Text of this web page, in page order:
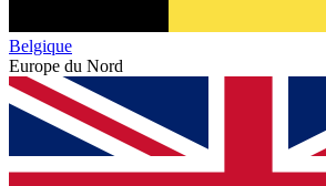
Belgique
Europe du Nord